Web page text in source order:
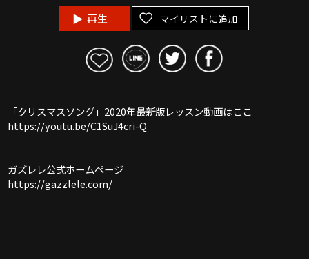
再生 マイリストに追加
「クリスマスソング」2020年最新版レッスン動画はここ
https://youtu.be/C1SuJ4cri-Q
ガズレレ公式ホームページ
https://gazzlele.com/